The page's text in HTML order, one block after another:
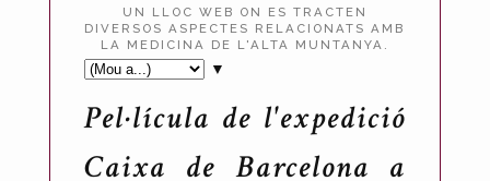
UN LLOC WEB ON ES TRACTEN
DIVERSOS ASPECTES RELACIONATS AMB
LA MEDICINA DE L'ALTA MUNTANYA.
▼
Pel·lícula de l'expedició
Caixa de Barcelona a